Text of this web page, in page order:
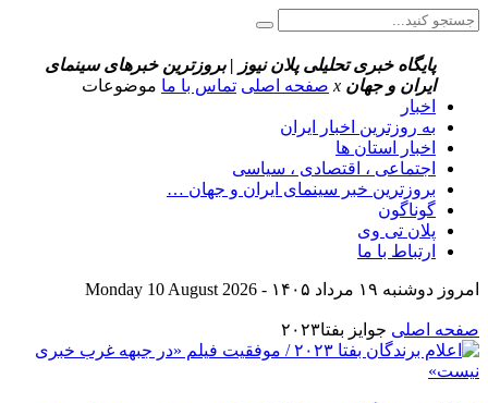
پایگاه خبری تحلیلی پلان نیوز | بروزترین خبرهای سینمای
ایران و جهان x صفحه اصلی تماس با ما موضوعات
اخبار
به روزترین اخبار ایران
اخبار استان ها
اجتماعی ، اقتصادی ، سیاسی
بروزترین خبر سینمای ایران و جهان …
گوناگون
پلان تی وی
ارتباط با ما
امروز دوشنبه ۱۹ مرداد ۱۴۰۵ - Monday 10 August 2026
صفحه اصلی جوایز بفتا۲۰۲۳